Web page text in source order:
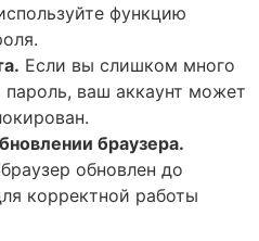
функцию
Если вы слишком много
пароль, ваш аккаунт может
браузера.
обновлен до
корректной работы